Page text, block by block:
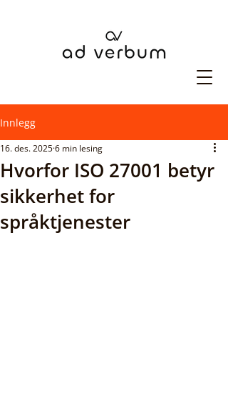
Innlegg
Hvorfor ISO 27001 betyr
sikkerhet for
språktjenester
16. des. 20256 min lesing